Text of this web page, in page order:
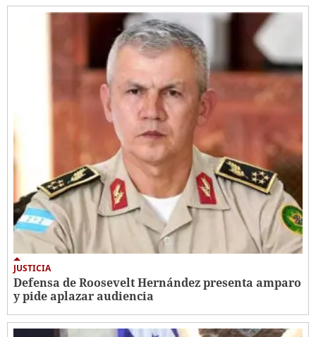
JUSTICIA
Defensa de Roosevelt Hernández presenta amparo
y pide aplazar audiencia